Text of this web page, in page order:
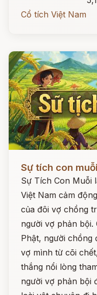
Cổ tích Việt Nam
Sự tích con muỗi
Sự Tích Con Muỗi
Việt Nam cảm
của đôi vợ chồng
người vợ phản bội.
Phật, người chồng
vợ mình từ cõi
thắng nổi lòng
người vợ phản bội